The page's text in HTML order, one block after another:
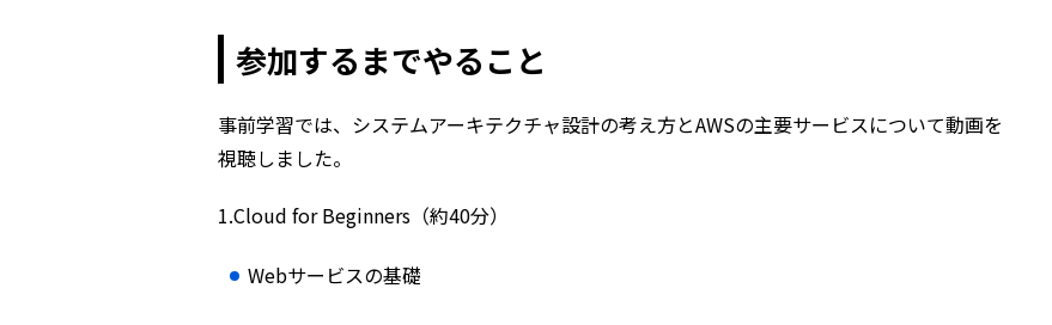
参加するまでやること
事前学習では、システムアーキテクチャ設計の考え方とAWSの主要サービスについて動画を
視聴しました。
1.Cloud for Beginners（約40分）
Webサービスの基礎